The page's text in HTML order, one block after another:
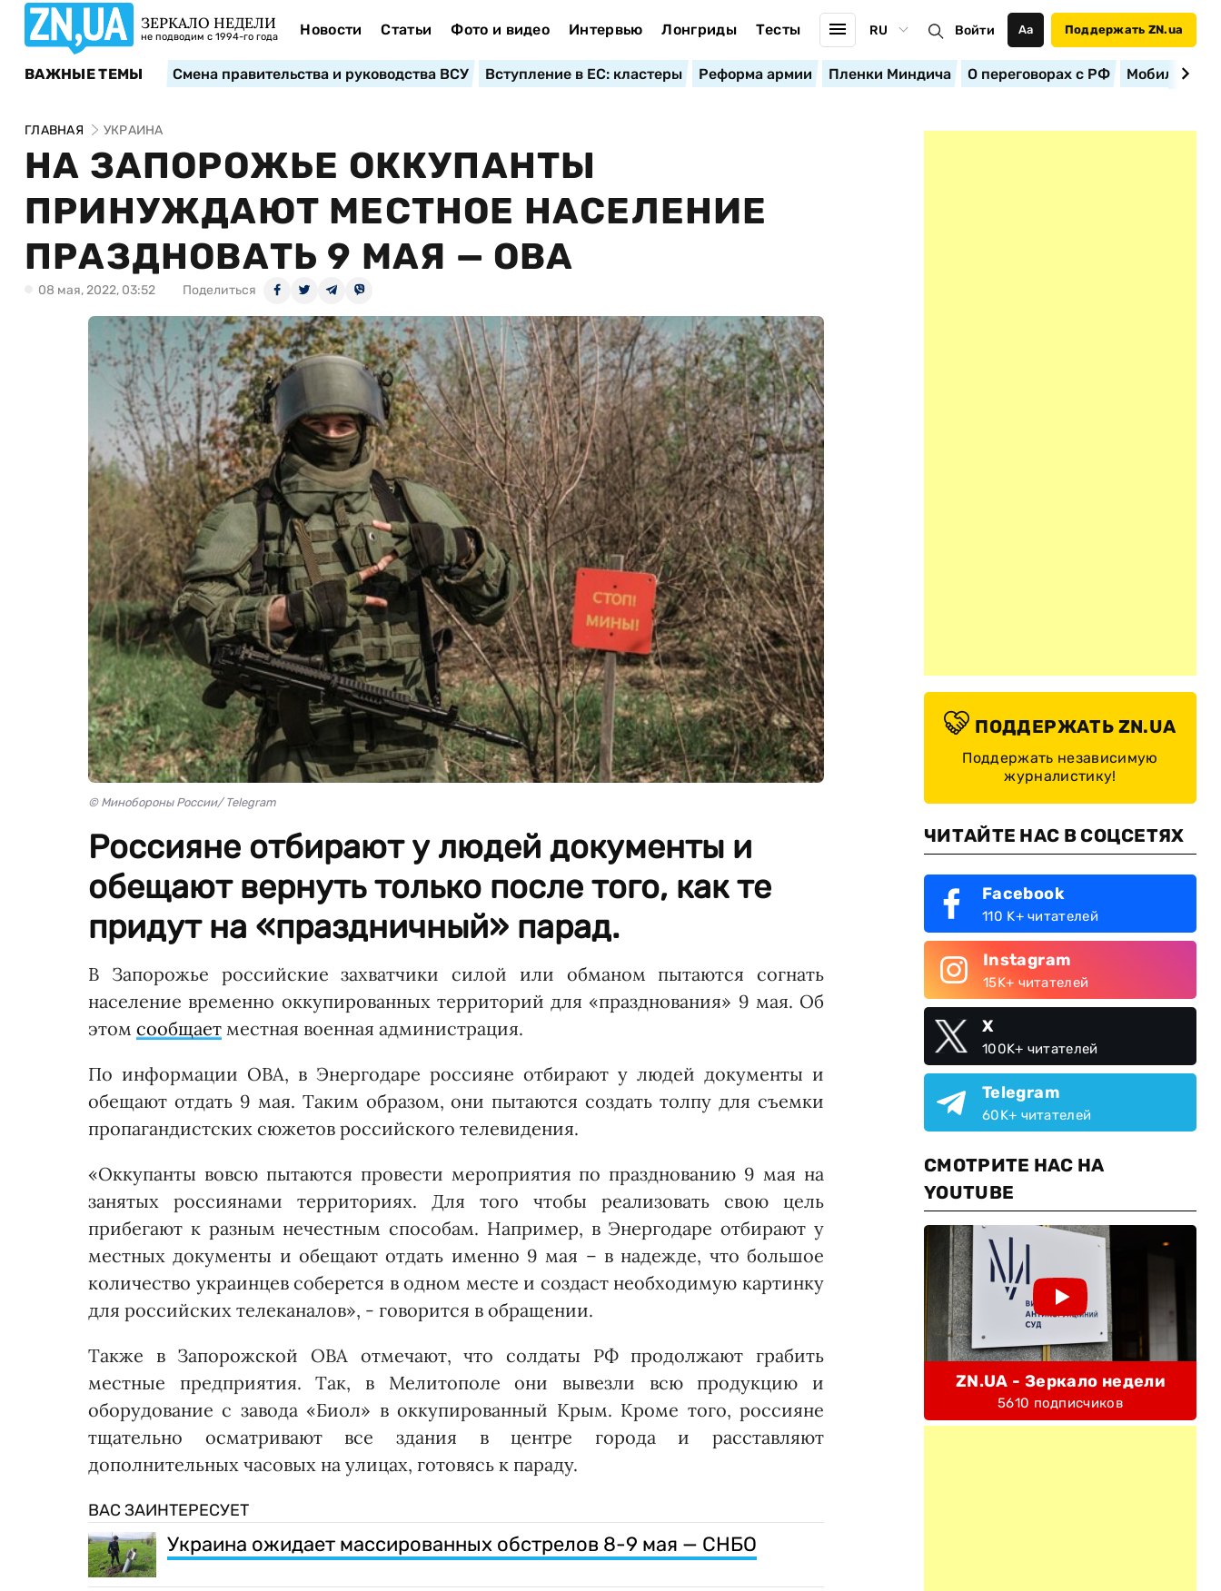
ЗЕРКАЛО НЕДЕЛИ
не подводим с 1994-го года Новости Статьи Фото и видео Интервью Лонгриды Тесты RU Войти Аа Поддержать ZN.ua
ВАЖНЫЕ ТЕМЫ Смена правительства и руководства ВСУ Вступление в ЕС: кластеры Реформа армии Пленки Миндича О переговорах с РФ
ГЛАВНАЯ УКРАИНА
НА ЗАПОРОЖЬЕ ОККУПАНТЫ
ПРИНУЖДАЮТ МЕСТНОЕ НАСЕЛЕНИЕ
ПРАЗДНОВАТЬ 9 МАЯ — ОВА
08 мая, 2022, 03:52 Поделиться
© Минобороны России/ Telegram
Россияне отбирают у людей документы и
обещают вернуть только после того, как те
придут на «праздничный» парад.
В Запорожье российские захватчики силой или обманом пытаются согнать
население временно оккупированных территорий для «празднования» 9 мая. Об
этом сообщает местная военная администрация.
По информации ОВА, в Энергодаре россияне отбирают у людей документы и
обещают отдать 9 мая. Таким образом, они пытаются создать толпу для съемки
пропагандистских сюжетов российского телевидения.
«Оккупанты вовсю пытаются провести мероприятия по празднованию 9 мая на
занятых россиянами территориях. Для того чтобы реализовать свою цель
прибегают к разным нечестным способам. Например, в Энергодаре отбирают у
местных документы и обещают отдать именно 9 мая – в надежде, что большое
количество украинцев соберется в одном месте и создаст необходимую картинку
для российских телеканалов», - говорится в обращении.
Также в Запорожской ОВА отмечают, что солдаты РФ продолжают грабить
местные предприятия. Так, в Мелитополе они вывезли всю продукцию и
оборудование с завода «Биол» в оккупированный Крым. Кроме того, россияне
тщательно осматривают все здания в центре города и расставляют
дополнительных часовых на улицах, готовясь к параду.
ВАС ЗАИНТЕРЕСУЕТ
Украина ожидает массированных обстрелов 8-9 мая — СНБО
ПОДДЕРЖАТЬ ZN.UA
Поддержать независимую
журналистику!
ЧИТАЙТЕ НАС В СОЦСЕТЯХ
Facebook
110 K+ читателей
Instagram
15K+ читателей
X
100K+ читателей
Telegram
60K+ читателей
СМОТРИТЕ НАС НА
YOUTUBE
ZN.UA - Зеркало недели
5610 подписчиков